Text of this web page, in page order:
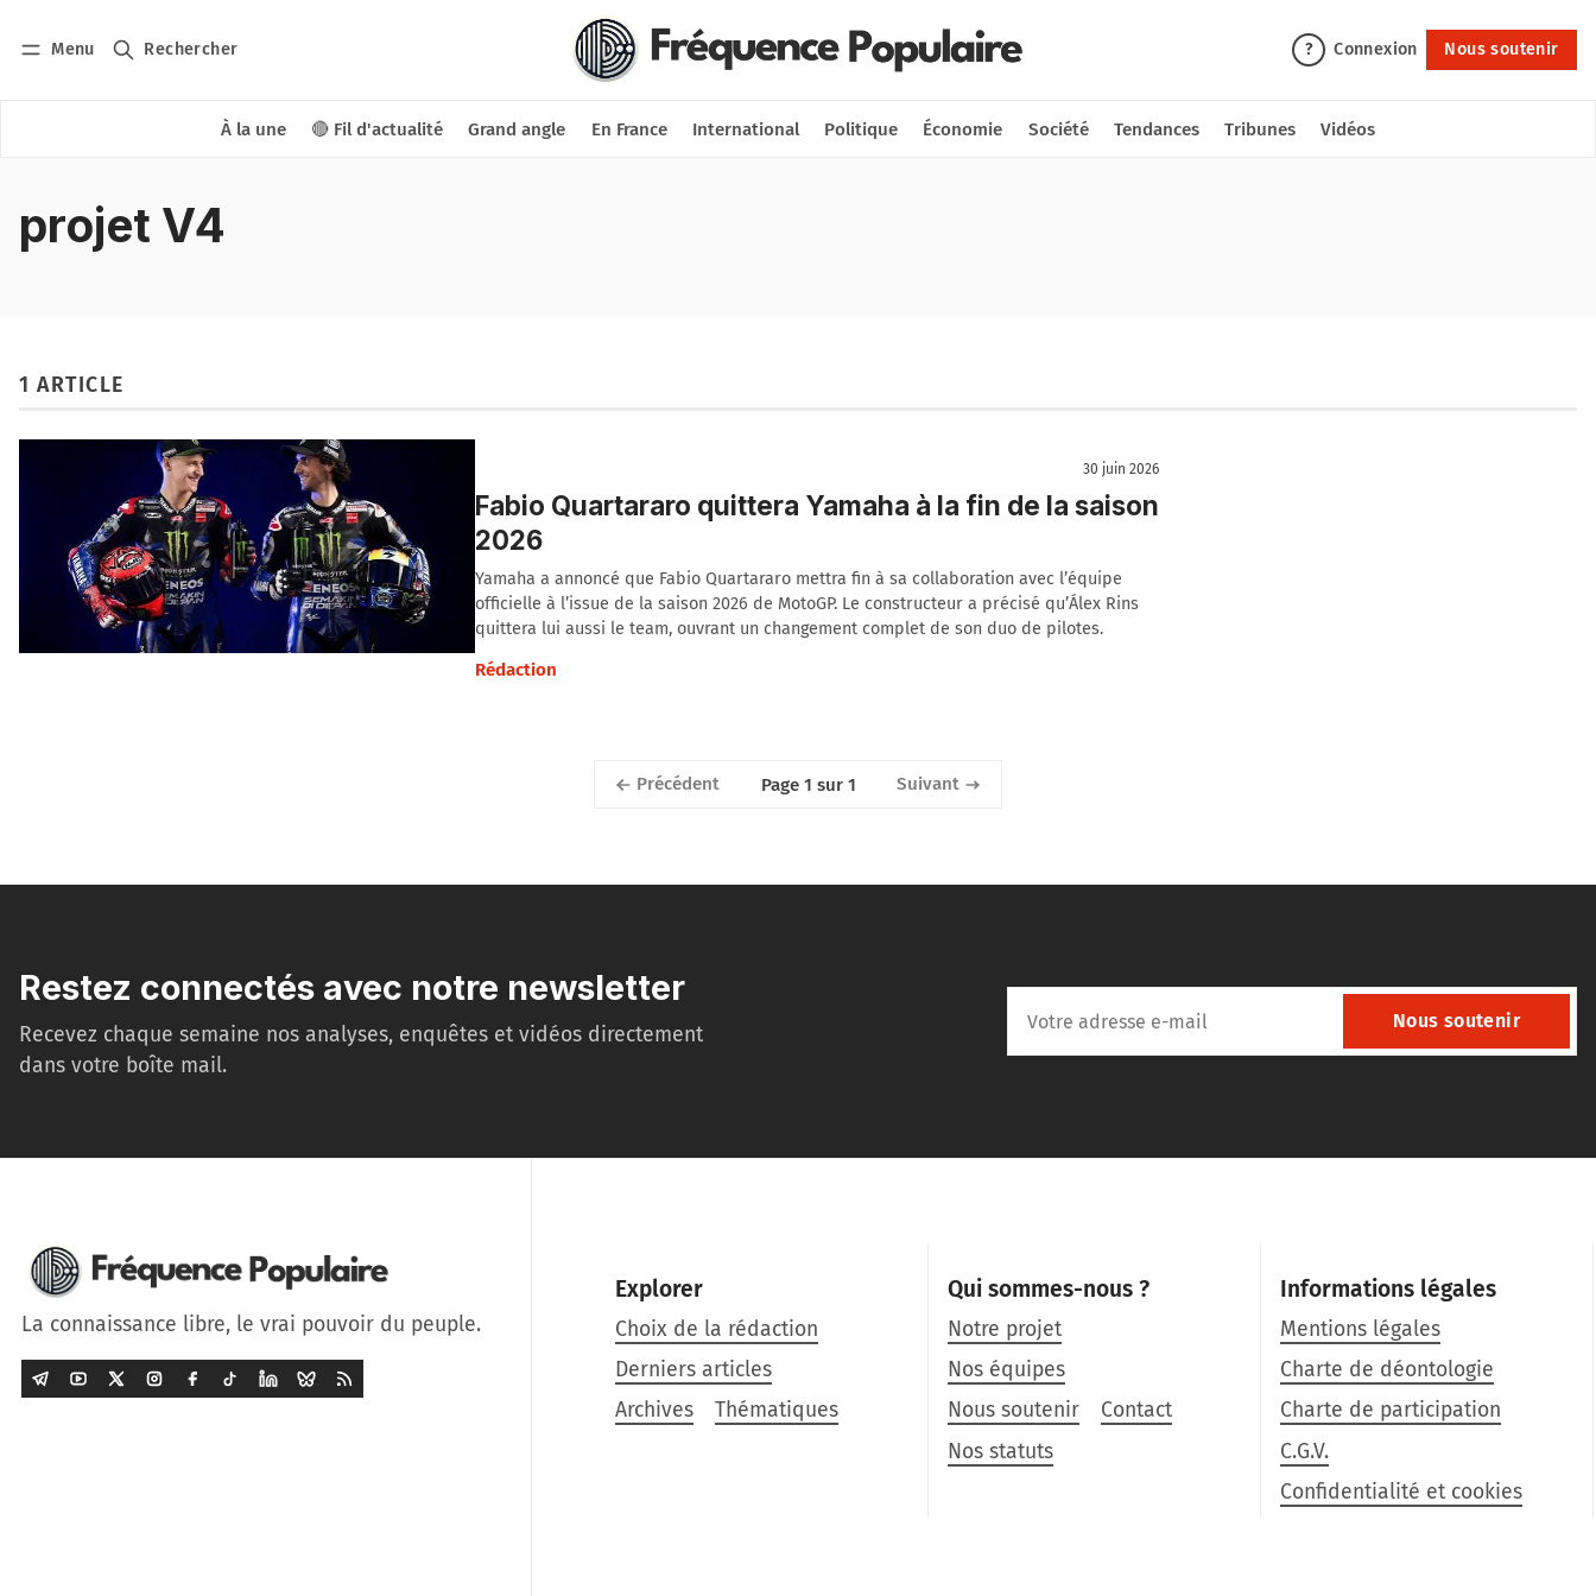
Menu Rechercher ? Connexion Nous soutenir
À la une 🔴 Fil d'actualité Grand angle En France International Politique Économie Société Tendances Tribunes Vidéos
Nous soutenir
projet V4
1 ARTICLE
30 juin 2026
Fabio Quartararo quittera Yamaha à la fin de la saison
2026
Yamaha a annoncé que Fabio Quartararo mettra fin à sa collaboration avec l’équipe
officielle à l’issue de la saison 2026 de MotoGP. Le constructeur a précisé qu’Álex Rins
quittera lui aussi le team, ouvrant un changement complet de son duo de pilotes.
Rédaction
Précédent Page 1 sur 1 Suivant
Restez connectés avec notre newsletter
Recevez chaque semaine nos analyses, enquêtes et vidéos directement
dans votre boîte mail.
Nous soutenir
La connaissance libre, le vrai pouvoir du peuple.
Explorer
Choix de la rédaction
Derniers articles
Archives
Thématiques
Qui sommes-nous ?
Notre projet
Nos équipes
Nous soutenir
Contact
Nos statuts
Informations légales
Mentions légales
Charte de déontologie
Charte de participation
C.G.V.
Confidentialité et cookies